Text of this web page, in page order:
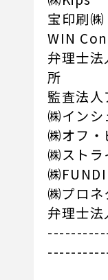
宝印刷㈱
WIN
弁理士
所
監査法人
㈱インシ
㈱オフ・
㈱ストラ
㈱
㈱プロネ
弁理士法